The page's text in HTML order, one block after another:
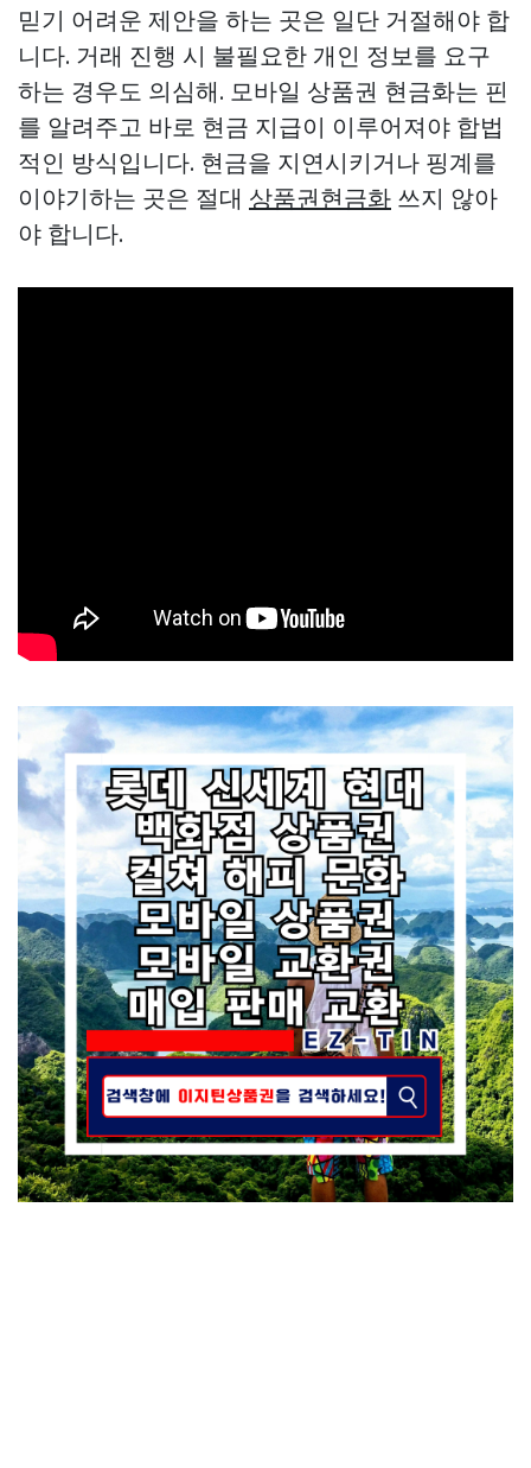
믿기 어려운 제안을 하는 곳은 일단 거절해야 합
니다. 거래 진행 시 불필요한 개인 정보를 요구
하는 경우도 의심해. 모바일 상품권 현금화는 핀
를 알려주고 바로 현금 지급이 이루어져야 합법
적인 방식입니다. 현금을 지연시키거나 핑계를
이야기하는 곳은 절대 상품권현금화 쓰지 않아
야 합니다.